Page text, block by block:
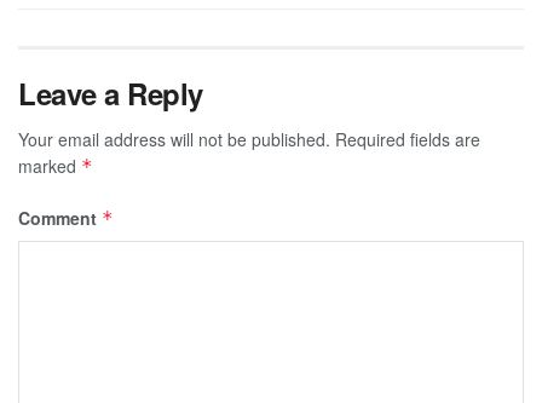
Leave a Reply
Your email address will not be published. Required fields are
marked *
Comment *